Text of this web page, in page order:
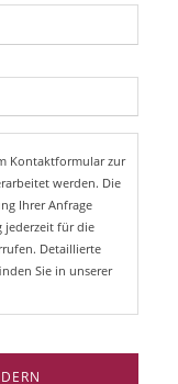
Kontaktformular zur
werden. Die
Ihrer Anfrage
jederzeit für die
Detaillierte
Sie in unserer